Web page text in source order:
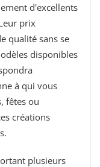
d'excellents
prix
qualité sans se
disponibles
à qui vous
fêtes ou
créations
plusieurs